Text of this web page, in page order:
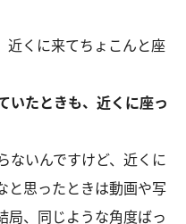
近くに来てちょこんと座
たときも、近くに座っ
いんですけど、近くに
と思ったときは動画や写
局、同じような角度ばっ